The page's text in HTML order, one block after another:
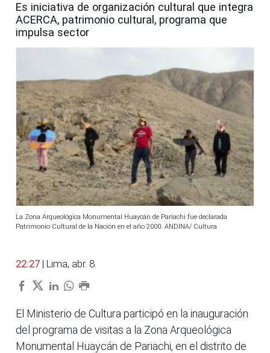
Es iniciativa de organización cultural que integra
ACERCA, patrimonio cultural, programa que
impulsa sector
La Zona Arqueológica Monumental Huaycán de Pariachi fue declarada
Patrimonio Cultural de la Nación en el año 2000. ANDINA/ Cultura
22:27 | Lima, abr. 8.
El Ministerio de Cultura participó en la inauguración
del programa de visitas a la Zona Arqueológica
Monumental Huaycán de Pariachi, en el distrito de